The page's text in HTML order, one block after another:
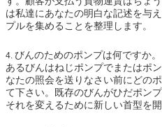
は私達にあなたの明白な記述を与
プルを集めることを整理します。
4. びんのためのポンプは何ですか。
あるびんはねじポンプでまたはポ
なたの照会を送りなさい前にどの
て下さい。既存のびんがひだポン
それを変えるために新しい首型を